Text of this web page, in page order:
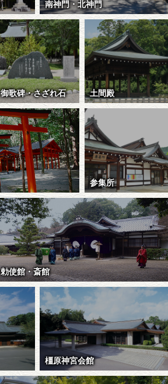
南神門・北神門
御歌碑・さざれ石 土間殿
参集所
勅使館・斎館
橿原神宮会館